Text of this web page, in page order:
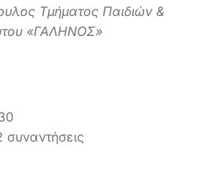
Τμήματος Παιδιών &
«ΓΑΛΗΝΟΣ»